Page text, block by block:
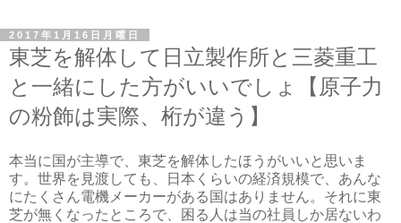
2017年1月16日月曜日
東芝を解体して日立製作所と三菱重工
と一緒にした方がいいでしょ【原子力
の粉飾は実際、桁が違う】
本当に国が主導で、東芝を解体したほうがいいと思いま
す。世界を見渡しても、日本くらいの経済規模で、あんな
にたくさん電機メーカーがある国はありません。それに東
芝が無くなったところで、困る人は当の社員しか居ないわ